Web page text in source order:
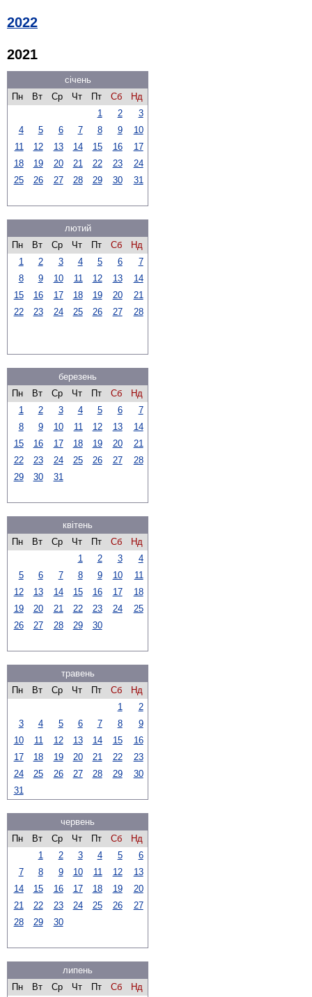
2022
2021
січень
Пн
Вт Ср Чт Пт Сб
Нд
1
2
3
4
5 6 7 8 9
10
11
12 13 14 15 16
17
18
19 20 21 22 23
24
25
26 27 28 29 30 31
лютий
Пн
Вт Ср Чт Пт Сб
Нд
1
2 3 4 5 6
7
8
9 10 11 12 13
14
15
16 17 18 19 20
21
22
23 24 25 26 27 28
березень
Пн
Вт Ср Чт Пт Сб
Нд
1
2 3 4 5 6
7
8
9 10 11 12 13
14
15
16 17 18 19 20
21
22
23 24 25 26 27
28
29
30 31
квітень
Пн
Вт Ср Чт Пт Сб
Нд
1
2 3
4
5
6 7 8 9 10
11
12
13 14 15 16 17
18
19
20 21 22 23 24
25
26
27 28 29 30
травень
Пн
Вт Ср Чт Пт Сб
Нд
1
2
3
4 5 6 7 8
9
10
11 12 13 14 15
16
17
18 19 20 21 22
23
24
25 26 27 28 29
30
31
червень
Пн
Вт Ср Чт Пт Сб
Нд
1
2 3 4 5
6
7
8 9 10 11 12
13
14
15 16 17 18 19
20
21
22 23 24 25 26
27
28
29 30
липень
Пн
Вт Ср Чт Пт Сб
Нд